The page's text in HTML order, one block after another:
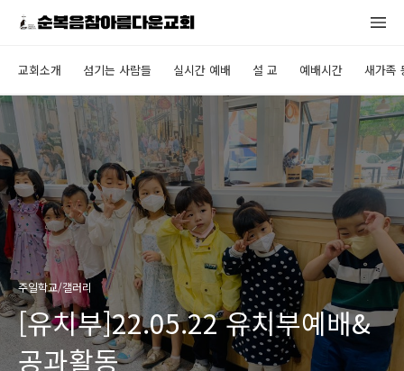
교회소개 섬기는 사람들 실시간 예배 설 교 예배시간 새가족
주일학교/갤러리
[유치부]22.05.22 유치부예배&
공과활동